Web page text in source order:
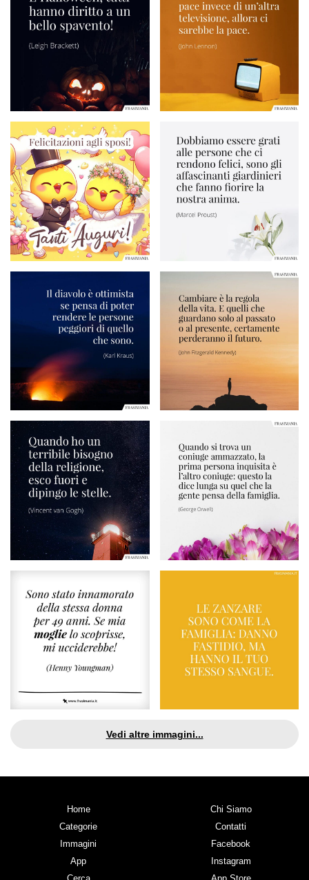
Vedi altre immagini...
Home
Categorie
Immagini
App
Chi Siamo
Contatti
Facebook
Instagram